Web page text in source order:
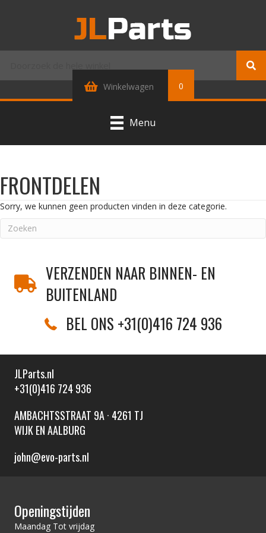
Winkelwagen 0
Menu
FRONTDELEN
Sorry, we kunnen geen producten vinden in deze categorie.
VERZENDEN NAAR BINNEN- EN
BUITENLAND
BEL ONS +31(0)416 724 936
JLParts.nl
+31(0)416 724 936
AMBACHTSSTRAAT 9A · 4261 TJ
WIJK EN AALBURG
john@evo-parts.nl
Openingstijden
Maandag Tot vrijdag